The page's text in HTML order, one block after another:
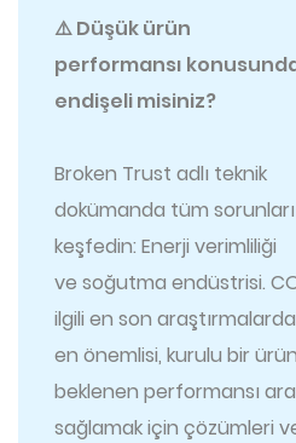
⚠️ Düşük ürün
performansı
endişeli misiniz?
Broken Trust adlı teknik
dokümanda tüm sorunları
keşfedin: Enerji verimliliği
ve soğutma endüstrisi.
ilgili en son
en önemlisi, kurulu bir
beklenen performansı
sağlamak için çözümleri